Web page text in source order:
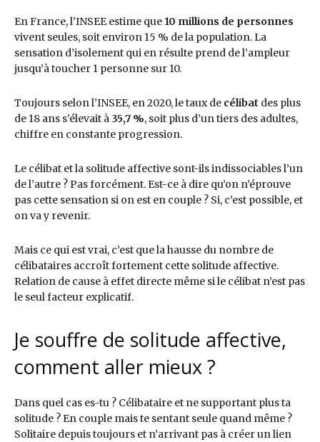
En France, l’INSEE estime que 10 millions de personnes
vivent seules, soit environ 15 % de la population. La
sensation d’isolement qui en résulte prend de l’ampleur
jusqu’à toucher 1 personne sur 10.
Toujours selon l’INSEE, en 2020, le taux de célibat des plus
de 18 ans s’élevait à 35,7 %, soit plus d’un tiers des adultes,
chiffre en constante progression.
Le célibat et la solitude affective sont-ils indissociables l’un
de l’autre ? Pas forcément. Est-ce à dire qu’on n’éprouve
pas cette sensation si on est en couple ? Si, c’est possible, et
on va y revenir.
Mais ce qui est vrai, c’est que la hausse du nombre de
célibataires accroît fortement cette solitude affective.
Relation de cause à effet directe même si le célibat n’est pas
le seul facteur explicatif.
Je souffre de solitude affective,
comment aller mieux ?
Dans quel cas es-tu ? Célibataire et ne supportant plus ta
solitude ? En couple mais te sentant seule quand même ?
Solitaire depuis toujours et n’arrivant pas à créer un lien